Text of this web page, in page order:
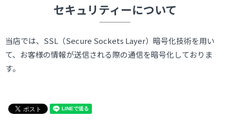
セキュリティーについて
当店では、SSL（Secure Sockets Layer）暗号化技術を用い
て、お客様の情報が送信される際の通信を暗号化しておりま
す。